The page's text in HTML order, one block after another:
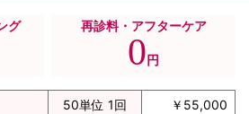
グ 再診料・アフターケア
0 円
50単位 1回 ￥55,000